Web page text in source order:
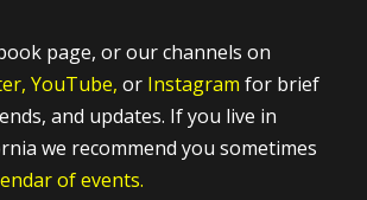
page, or our channels on
YouTube, or Instagram for brief
and updates. If you live in
we recommend you sometimes
of events.